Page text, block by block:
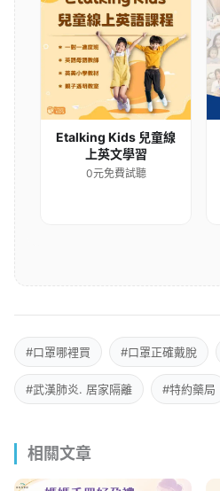
Etalking Kids 兒童線
上英文學習
0元免費試聽
#口罩哪裡買 #口罩正確戴脫
#武漢肺炎. 居家隔離 #特約藥局
相關文章